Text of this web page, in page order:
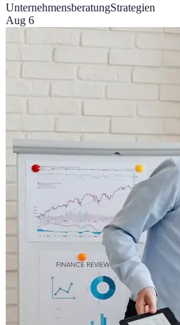
UnternehmensberatungStrategien
Aug 6